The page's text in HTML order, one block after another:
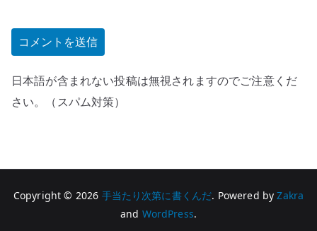
日本語が含まれない投稿は無視されますのでご注意くだ
さい。（スパム対策）
Copyright © 2026 手当たり次第に書くんだ. Powered byZakra
and WordPress.